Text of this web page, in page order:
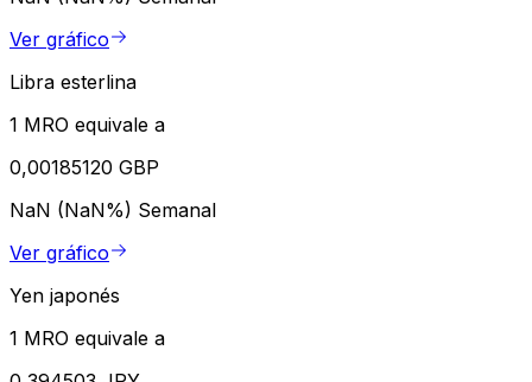
Ver gráfico
Libra esterlina
1 MRO equivale a
0,00185120 GBP
NaN (NaN%) Semanal
Ver gráfico
Yen japonés
1 MRO equivale a